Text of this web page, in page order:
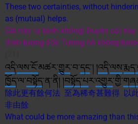
These two certainties, without
as (mutual) helps.
Cái này tự tánh không| Duyên cái
định tương đối| Tương hỗ không
འདི་ལས་ངོ་མཚར་གྱུར་བ་དང༌། །འདི་ལས་
ཁྱོད་ལ་བསྟོད་ན་ནི། །བསྟོད་པར་འགྱུར་གྱི་
除此更有餘何法 至為稀奇甚難得 以
非由餘
What could be more amazing than